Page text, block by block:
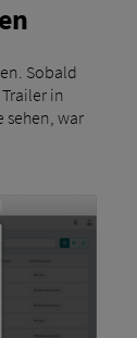
Sobald
in
sehen, war